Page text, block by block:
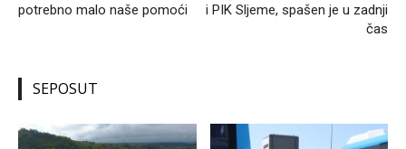
potrebno malo naše pomoći
i PIK Sljeme, spašen je u zadnji
čas
SEPOSUT